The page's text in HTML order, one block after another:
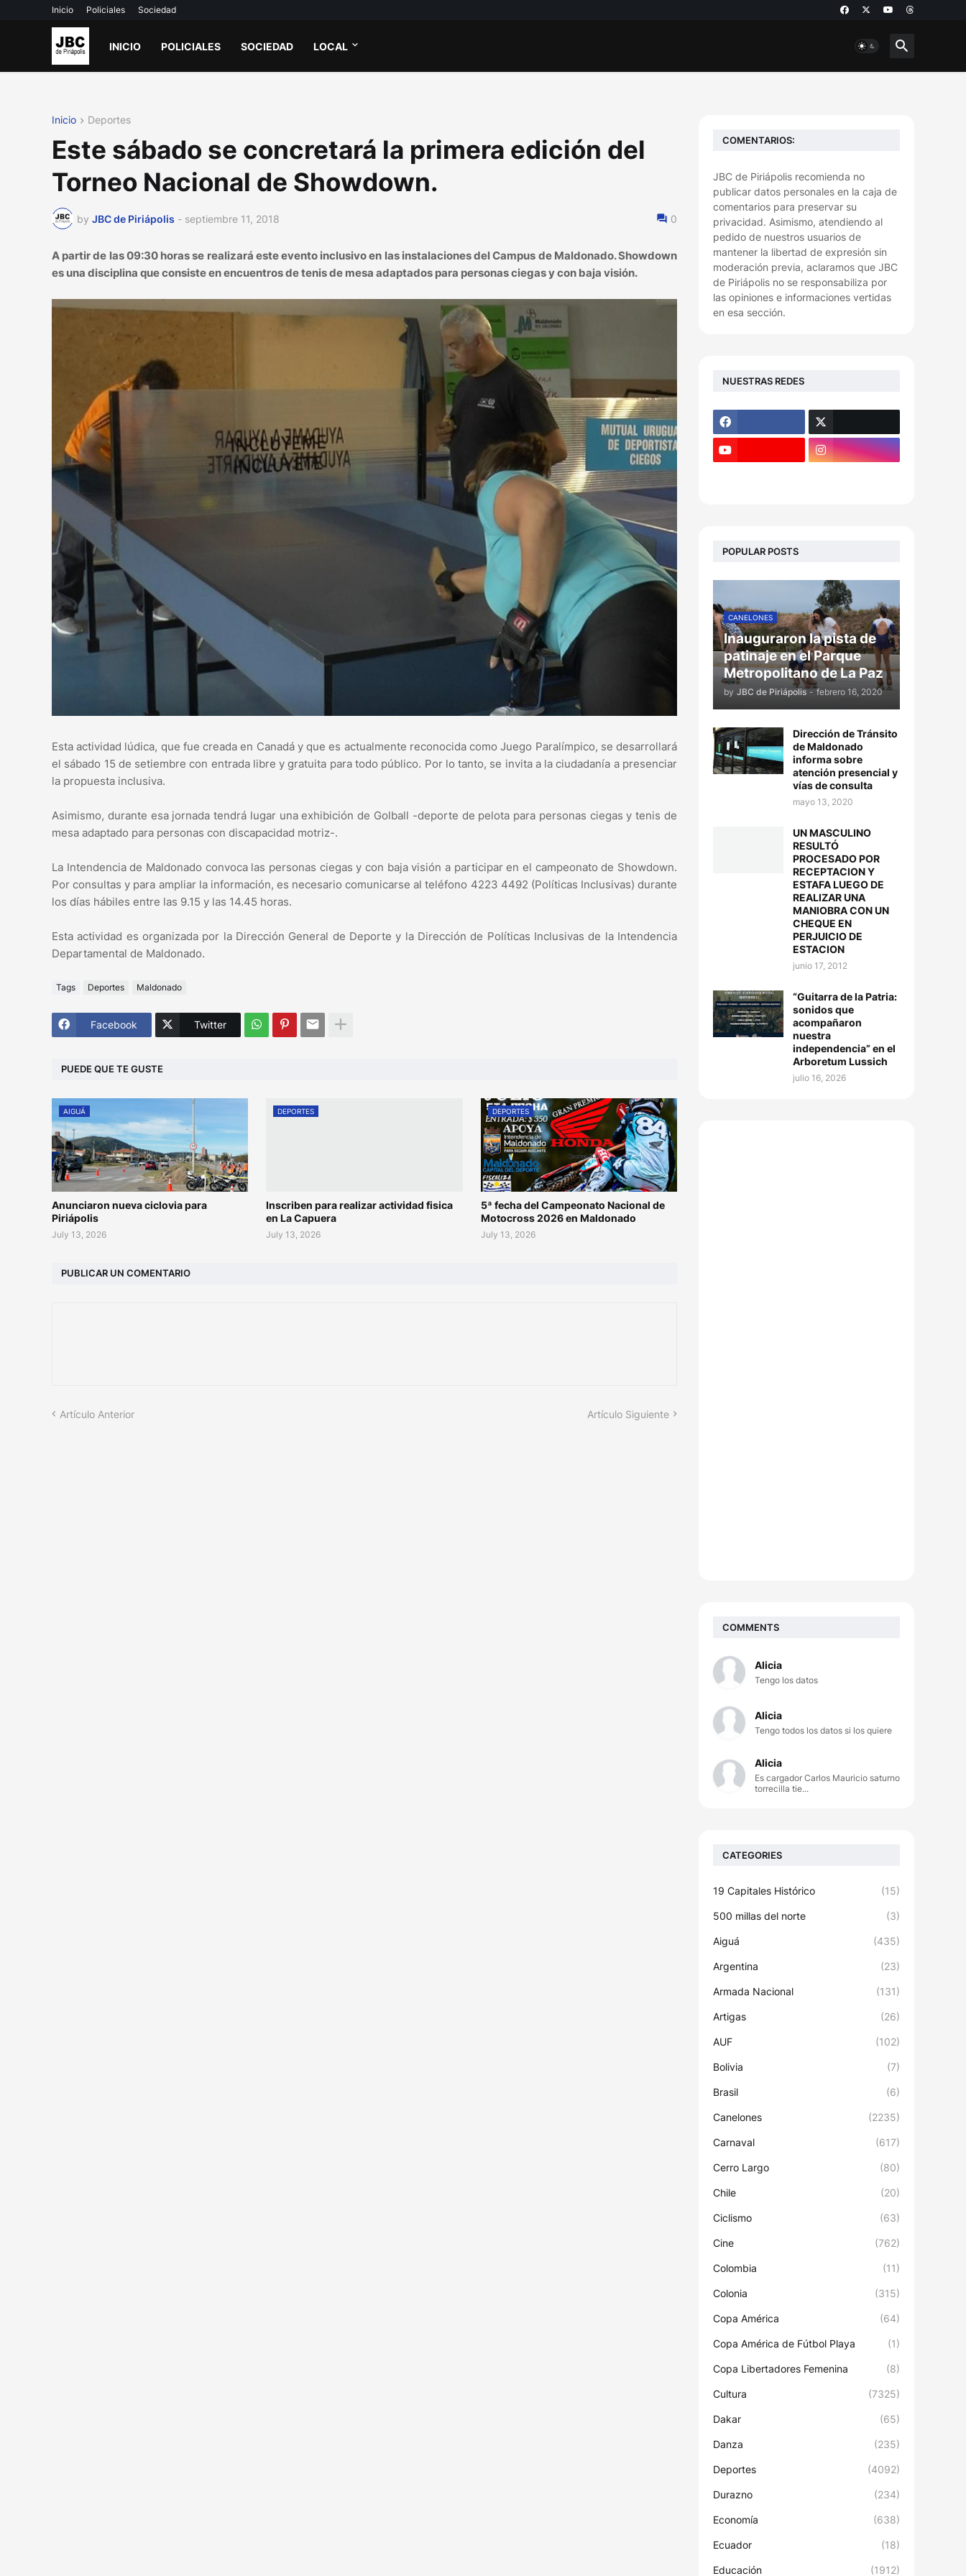
Inicio Policiales Sociedad
INICIO POLICIALES SOCIEDAD LOCAL
Inicio Deportes
Este sábado se concretará la primera edición del
Torneo Nacional de Showdown.
by JBC de Piriápolis - septiembre 11, 2018 0
A partir de las 09:30 horas se realizará este evento inclusivo en las instalaciones del Campus de Maldonado. Showdown
es una disciplina que consiste en encuentros de tenis de mesa adaptados para personas ciegas y con baja visión.
Esta actividad lúdica, que fue creada en Canadá y que es actualmente reconocida como Juego Paralímpico, se desarrollará
el sábado 15 de setiembre con entrada libre y gratuita para todo público. Por lo tanto, se invita a la ciudadanía a presenciar
la propuesta inclusiva.
Asimismo, durante esa jornada tendrá lugar una exhibición de Golball -deporte de pelota para personas ciegas y tenis de
mesa adaptado para personas con discapacidad motriz-.
La Intendencia de Maldonado convoca las personas ciegas y con baja visión a participar en el campeonato de Showdown.
Por consultas y para ampliar la información, es necesario comunicarse al teléfono 4223 4492 (Políticas Inclusivas) durante
los días hábiles entre las 9.15 y las 14.45 horas.
Esta actividad es organizada por la Dirección General de Deporte y la Dirección de Políticas Inclusivas de la Intendencia
Departamental de Maldonado.
Tags Deportes Maldonado
Facebook Twitter
PUEDE QUE TE GUSTE
AIGUÁ
Anunciaron nueva ciclovia para
Piriápolis
July 13, 2026
DEPORTES
Inscriben para realizar actividad fisica
en La Capuera
July 13, 2026
DEPORTES
5ª fecha del Campeonato Nacional de
Motocross 2026 en Maldonado
July 13, 2026
PUBLICAR UN COMENTARIO
Artículo Anterior Artículo Siguiente
COMENTARIOS:
JBC de Piriápolis recomienda no
publicar datos personales en la caja de
comentarios para preservar su
privacidad. Asimismo, atendiendo al
pedido de nuestros usuarios de
mantener la libertad de expresión sin
moderación previa, aclaramos que JBC
de Piriápolis no se responsabiliza por
las opiniones e informaciones vertidas
en esa sección.
NUESTRAS REDES
POPULAR POSTS
CANELONES
Inauguraron la pista de
patinaje en el Parque
Metropolitano de La Paz
by JBC de Piriápolis - febrero 16, 2020
Dirección de Tránsito
de Maldonado
informa sobre
atención presencial y
vías de consulta
mayo 13, 2020
UN MASCULINO
RESULTÓ
PROCESADO POR
RECEPTACION Y
ESTAFA LUEGO DE
REALIZAR UNA
MANIOBRA CON UN
CHEQUE EN
PERJUICIO DE
ESTACION
junio 17, 2012
“Guitarra de la Patria:
sonidos que
acompañaron
nuestra
independencia” en el
Arboretum Lussich
julio 16, 2026
COMMENTS
Alicia
Tengo los datos
Alicia
Tengo todos los datos si los quiere
Alicia
Es cargador Carlos Mauricio saturno
torrecilla tie...
CATEGORIES
19 Capitales Histórico (15)
500 millas del norte (3)
Aiguá (435)
Argentina (23)
Armada Nacional (131)
Artigas (26)
AUF (102)
Bolivia (7)
Brasil (6)
Canelones (2235)
Carnaval (617)
Cerro Largo (80)
Chile (20)
Ciclismo (63)
Cine (762)
Colombia (11)
Colonia (315)
Copa América (64)
Copa América de Fútbol Playa (1)
Copa Libertadores Femenina (8)
Cultura (7325)
Dakar (65)
Danza (235)
Deportes (4092)
Durazno (234)
Economía (638)
Ecuador (18)
Educación (1912)